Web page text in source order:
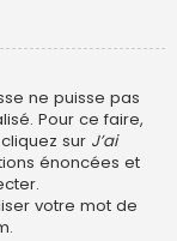
ne puisse pas
Pour ce faire,
sur J’ai
énoncées et
votre mot de